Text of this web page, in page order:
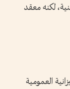
لكنه معقد
العمومية